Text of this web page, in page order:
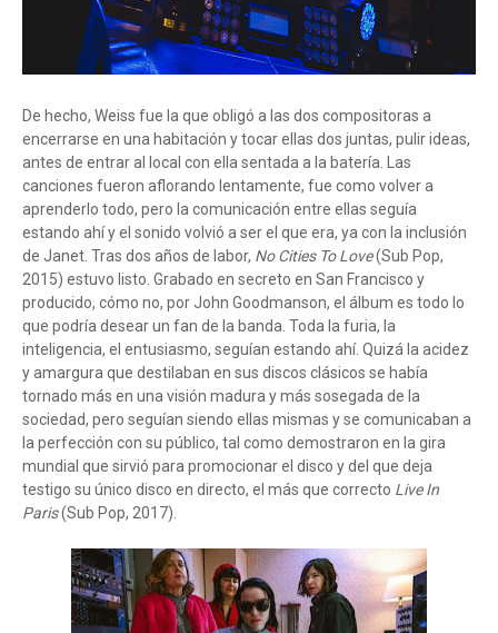
De hecho, Weiss fue la que obligó a las dos compositoras a
encerrarse en una habitación y tocar ellas dos juntas, pulir ideas,
antes de entrar al local con ella sentada a la batería. Las
canciones fueron aflorando lentamente, fue como volver a
aprenderlo todo, pero la comunicación entre ellas seguía
estando ahí y el sonido volvió a ser el que era, ya con la inclusión
de Janet. Tras dos años de labor, No Cities To Love(Sub Pop,
2015) estuvo listo. Grabado en secreto en San Francisco y
producido, cómo no, por John Goodmanson, el álbum es todo lo
que podría desear un fan de la banda. Toda la furia, la
inteligencia, el entusiasmo, seguían estando ahí. Quizá la acidez
y amargura que destilaban en sus discos clásicos se había
tornado más en una visión madura y más sosegada de la
sociedad, pero seguían siendo ellas mismas y se comunicaban a
la perfección con su público, tal como demostraron en la gira
mundial que sirvió para promocionar el disco y del que deja
testigo su único disco en directo, el más que correcto Live In
Paris(Sub Pop, 2017).